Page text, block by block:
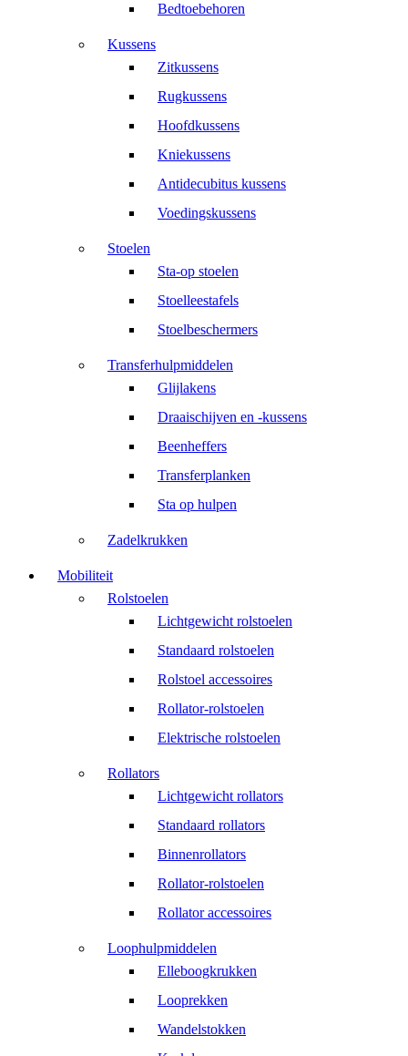
Bedtoebehoren
Kussens
Zitkussens
Rugkussens
Hoofdkussens
Kniekussens
Antidecubitus kussens
Voedingskussens
Stoelen
Sta-op stoelen
Stoelleestafels
Stoelbeschermers
Transferhulpmiddelen
Glijlakens
Draaischijven en -kussens
Beenheffers
Transferplanken
Sta op hulpen
Zadelkrukken
Mobiliteit
Rolstoelen
Lichtgewicht rolstoelen
Standaard rolstoelen
Rolstoel accessoires
Rollator-rolstoelen
Elektrische rolstoelen
Rollators
Lichtgewicht rollators
Standaard rollators
Binnenrollators
Rollator-rolstoelen
Rollator accessoires
Loophulpmiddelen
Elleboogkrukken
Looprekken
Wandelstokken